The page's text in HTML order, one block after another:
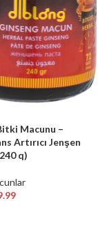
Macunu –
Artırıcı Jenşen
q)